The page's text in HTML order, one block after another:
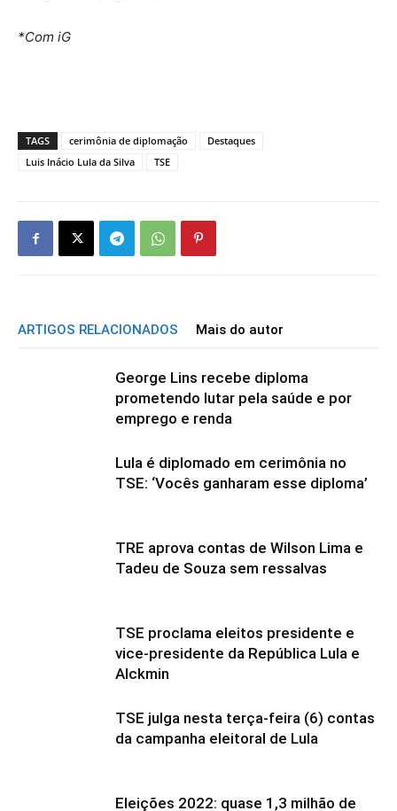
*Com iG
TAGS cerimônia de diplomação
Destaques
Luis Inácio Lula da Silva
TSE
ARTIGOS RELACIONADOS Mais do autor
George Lins recebe diploma
prometendo lutar pela saúde e por
emprego e renda
Lula é diplomado em cerimônia no
TSE: ‘Vocês ganharam esse diploma’
TRE aprova contas de Wilson Lima e
Tadeu de Souza sem ressalvas
TSE proclama eleitos presidente e
vice-presidente da República Lula e
Alckmin
TSE julga nesta terça-feira (6) contas
da campanha eleitoral de Lula
Eleições 2022: quase 1,3 milhão de